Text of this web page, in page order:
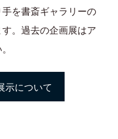
を書斎ギャラリーの
。過去の企画展はア
示について